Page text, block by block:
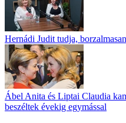
Hernádi Judit tudja,
Ábel Anita és Liptai Claudia
beszéltek évekig egymással